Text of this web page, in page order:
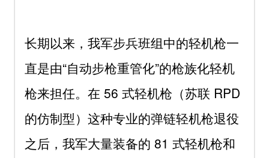
长期以来，我军步兵班组中的轻机枪一
直是由“自动步枪重管化”的枪族化轻机
枪来担任。在 56 式轻机枪（苏联 RPD
的仿制型）这种专业的弹链轻机枪退役
之后，我军大量装备的 81 式轻机枪和